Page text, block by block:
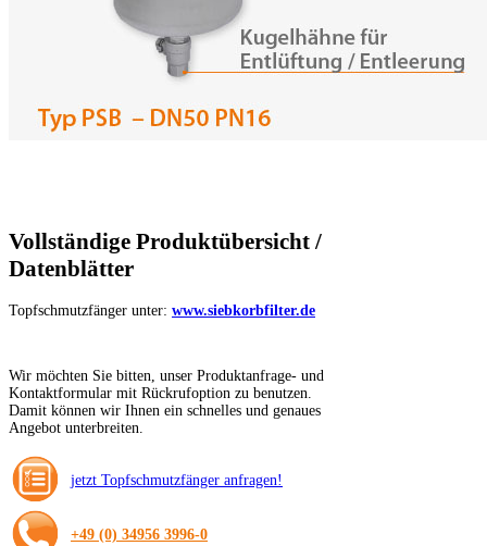
Vollständige Produktübersicht /
Datenblätter
Topfschmutzfänger unter: www.siebkorbfilter.de
Wir möchten Sie bitten, unser Produktanfrage- und
Kontaktformular mit Rückrufoption zu benutzen.
Damit können wir Ihnen ein schnelles und genaues
Angebot unterbreiten.
jetzt Topfschmutzfänger anfragen!
+49 (0) 34956 3996-0